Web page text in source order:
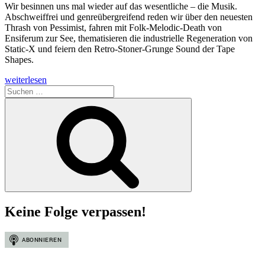
Wir besinnen uns mal wieder auf das wesentliche – die Musik.
Abschweiffrei und genreübergreifend reden wir über den neuesten
Thrash von Pessimist, fahren mit Folk-Melodic-Death von
Ensiferum zur See, thematisieren die industrielle Regeneration von
Static-X und feiern den Retro-Stoner-Grunge Sound der Tape
Shapes.
„Folge
38
|
weiterlesen
Suchen
nach:
Keine Folge verpassen!